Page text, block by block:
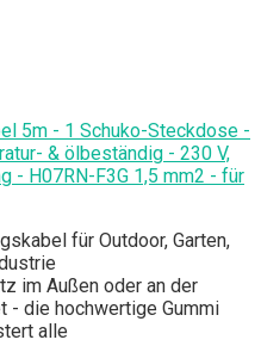
5m - 1 Schuko-Steckdose -
& ölbeständig - 230 V,
- H07RN-F3G 1,5 mm2 - für
für Outdoor, Garten,
im Außen oder an der
- die hochwertige Gummi
alle